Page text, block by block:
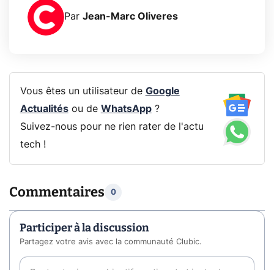
Par Jean-Marc Oliveres
Vous êtes un utilisateur de Google
Actualitésou de WhatsApp?
Suivez-nous pour ne rien rater de l'actu
tech !
Commentaires 0
Participer à la discussion
Partagez votre avis avec la communauté Clubic.